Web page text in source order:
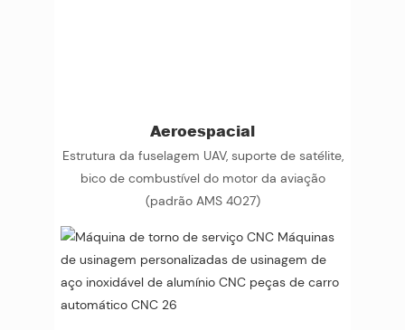
Aeroespacial
Estrutura da fuselagem UAV, suporte de satélite,
bico de combustível do motor da aviação
(padrão AMS 4027)